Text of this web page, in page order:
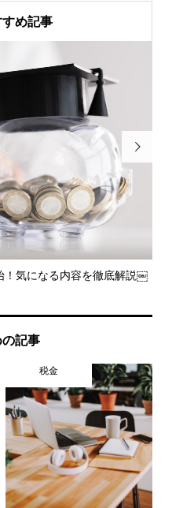
め記事
！気になる内容を徹底解説￼

記事
税金